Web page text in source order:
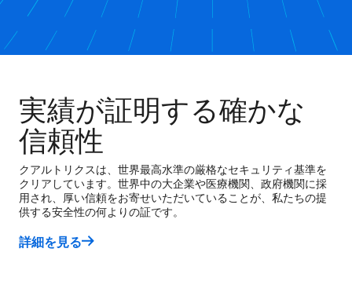
実績が証明する確かな
信頼性
クアルトリクスは、世界最高水準の厳格なセキュリティ基準を
クリアしています。世界中の大企業や医療機関、政府機関に採
用され、厚い信頼をお寄せいただいていることが、私たちの提
供する安全性の何よりの証です。
詳細を見る